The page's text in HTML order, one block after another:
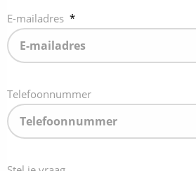
E-mailadres *
Telefoonnummer